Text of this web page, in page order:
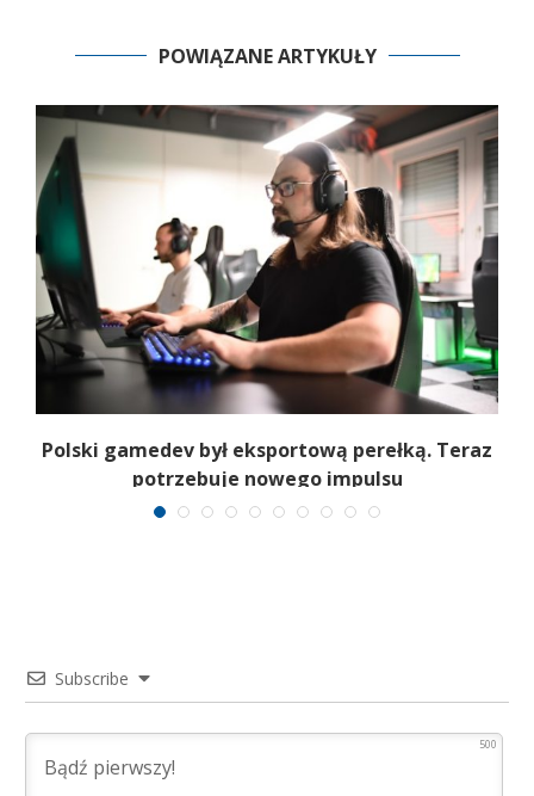
POWIĄZANE ARTYKUŁY
Polski gamedev był eksportową perełką. Teraz
potrzebuje nowego impulsu
Subscribe
500